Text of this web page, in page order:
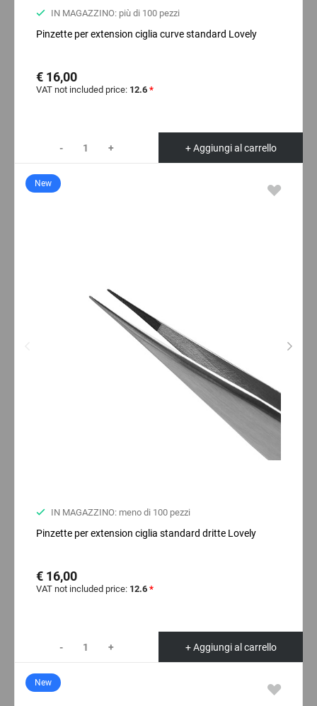
IN MAGAZZINO: più di 100 pezzi
Pinzette per extension ciglia curve standard Lovely
€ 16,00
VAT not included price: 12.6 *
- + + Aggiungi al carrello
New
IN MAGAZZINO: meno di 100 pezzi
Pinzette per extension ciglia standard dritte Lovely
€ 16,00
VAT not included price: 12.6 *
- + + Aggiungi al carrello
New